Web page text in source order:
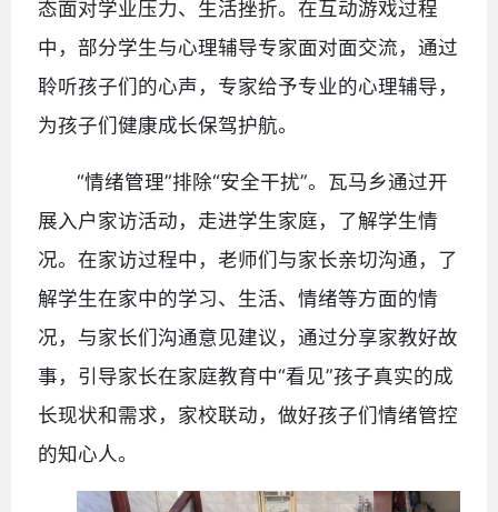
态面对学业压力、生活挫折。在互动游戏过程
中，部分学生与心理辅导专家面对面交流，通过
聆听孩子们的心声，专家给予专业的心理辅导，
为孩子们健康成长保驾护航。
“情绪管理”排除“安全干扰”。瓦马乡通过开
展入户家访活动，走进学生家庭，了解学生情
况。在家访过程中，老师们与家长亲切沟通，了
解学生在家中的学习、生活、情绪等方面的情
况，与家长们沟通意见建议，通过分享家教好故
事，引导家长在家庭教育中“看见”孩子真实的成
长现状和需求，家校联动，做好孩子们情绪管控
的知心人。